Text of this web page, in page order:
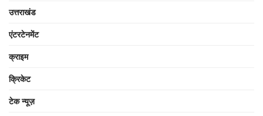
उत्तराखंड
एंटरटेनमेंट
क्राइम
क्रिकेट
टेक न्यूज़